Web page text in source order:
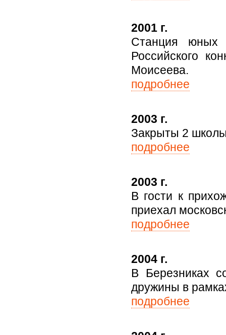
2001 г.
Станция юных
Российского
Моисеева.
подробнее
2003 г.
Закрыты 2
подробнее
2003 г.
В гости к
приехал
подробнее
2004 г.
В Березниках
дружины в
подробнее